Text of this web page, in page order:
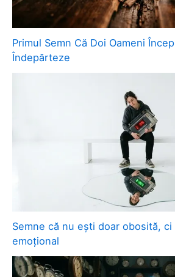
Primul Semn Că Doi Oameni
Îndepărteze
Semne că nu ești doar obosită, ci
emoțional